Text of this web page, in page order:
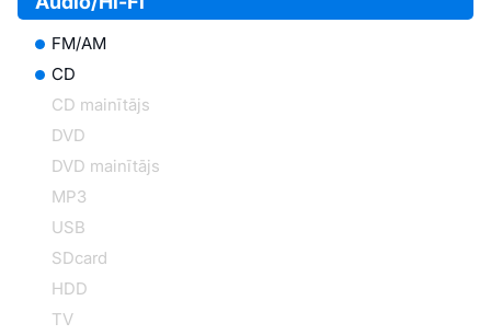
FM/AM
CD
CD mainītājs
DVD
DVD mainītājs
MP3
USB
SDcard
HDD
TV